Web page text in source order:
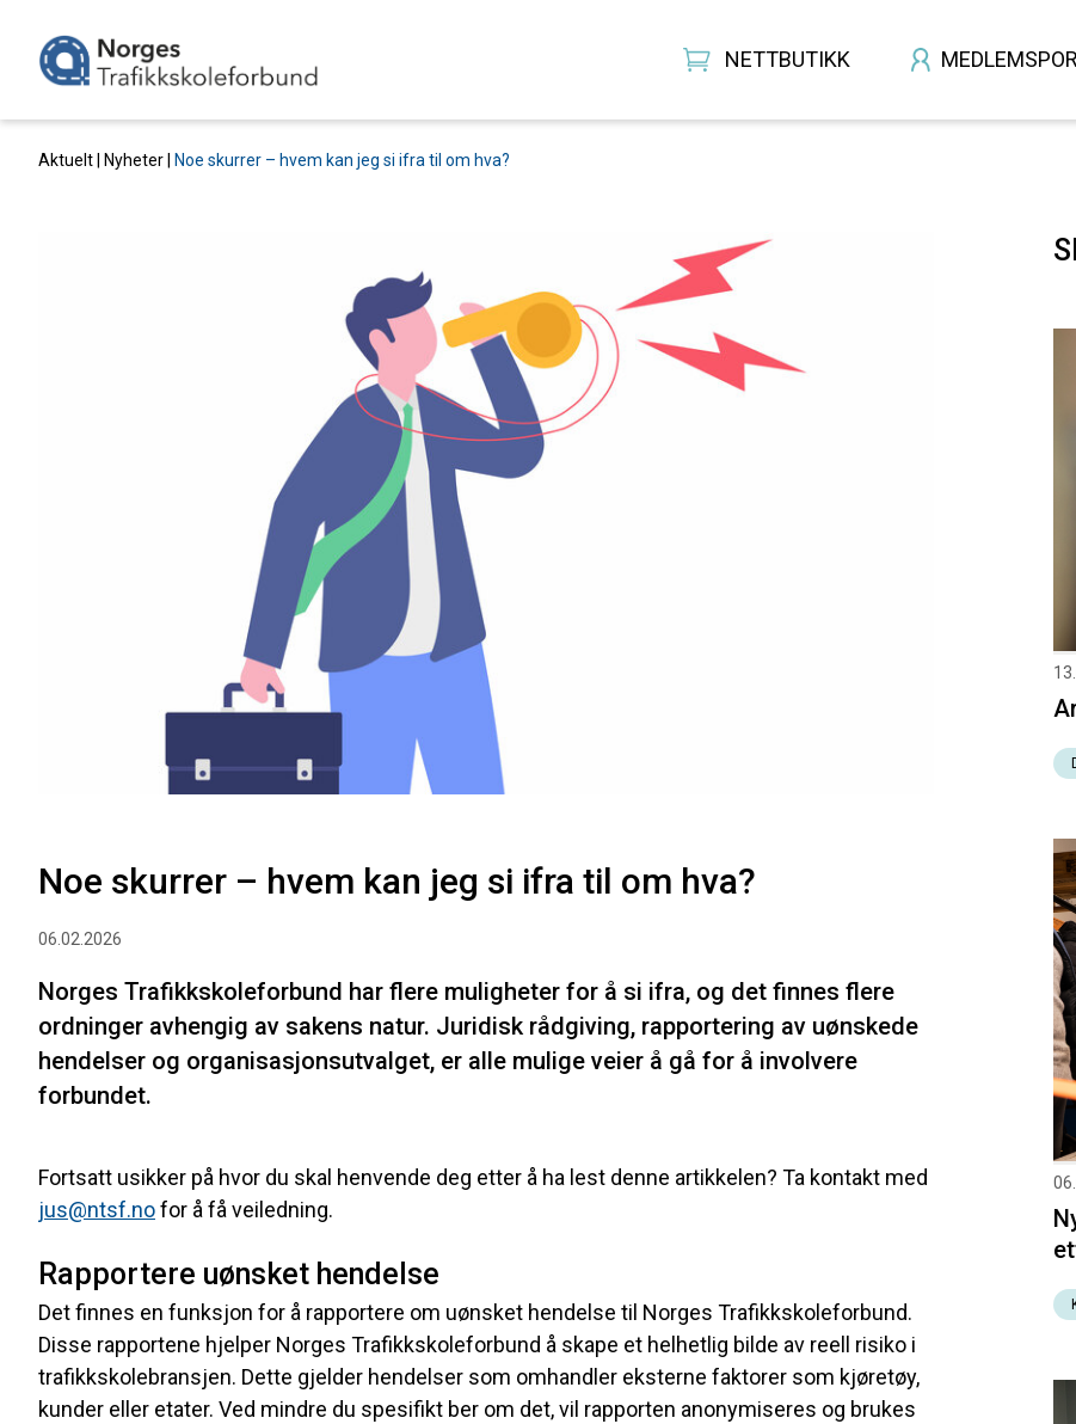
NETTBUTIKK
Aktuelt | Nyheter Noe skurrer – hvem kan jeg si ifra til om hva?
Noe skurrer – hvem kan jeg si ifra til om hva?
06.02.2026
Norges Trafikkskoleforbund har flere muligheter for å si ifra, og det finnes flere
ordninger avhengig av sakens natur. Juridisk rådgiving, rapportering av uønskede
hendelser og organisasjonsutvalget, er alle mulige veier å gå for å involvere
forbundet.
Fortsatt usikker på hvor du skal henvende deg etter å ha lest denne artikkelen? Ta kontakt med
jus@ntsf.nofor å få veiledning.
Rapportere uønsket hendelse
Det finnes en funksjon for å rapportere om uønsket hendelse til Norges Trafikkskoleforbund.
Disse rapportene hjelper Norges Trafikkskoleforbund å skape et helhetlig bilde av reell risiko i
trafikkskolebransjen. Dette gjelder hendelser som omhandler eksterne faktorer som kjøretøy,
kunder eller etater. Ved mindre du spesifikt ber om det, vil rapporten anonymiseres og brukes